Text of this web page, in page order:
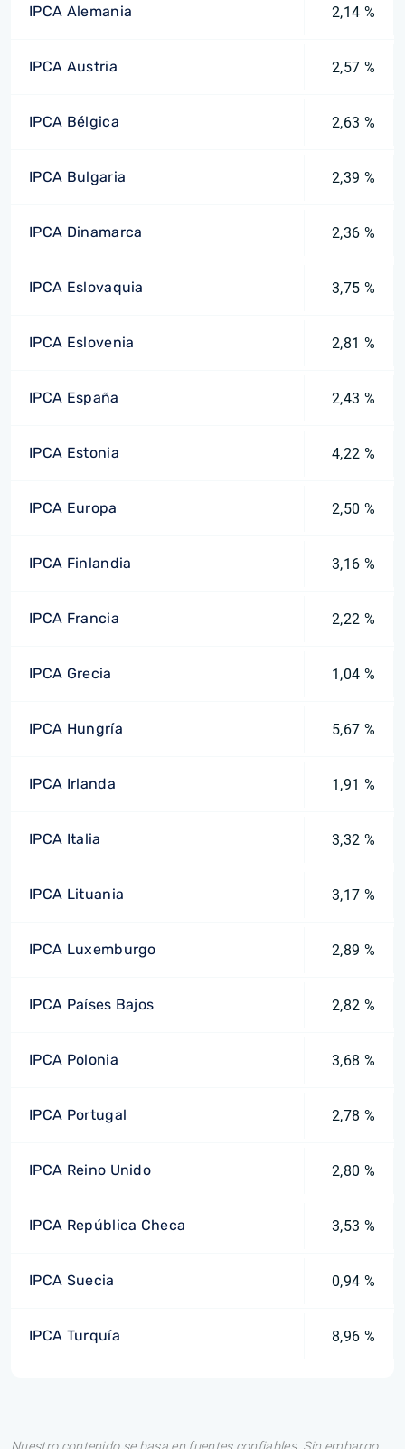
IPCA Alemania 2,14 %
IPCA Austria 2,57 %
IPCA Bélgica 2,63 %
IPCA Bulgaria 2,39 %
IPCA Dinamarca 2,36 %
IPCA Eslovaquia 3,75 %
IPCA Eslovenia 2,81 %
IPCA España 2,43 %
IPCA Estonia 4,22 %
IPCA Europa 2,50 %
IPCA Finlandia 3,16 %
IPCA Francia 2,22 %
IPCA Grecia 1,04 %
IPCA Hungría 5,67 %
IPCA Irlanda 1,91 %
IPCA Italia 3,32 %
IPCA Lituania 3,17 %
IPCA Luxemburgo 2,89 %
IPCA Países Bajos 2,82 %
IPCA Polonia 3,68 %
IPCA Portugal 2,78 %
IPCA Reino Unido 2,80 %
IPCA República Checa 3,53 %
IPCA Suecia 0,94 %
IPCA Turquía 8,96 %